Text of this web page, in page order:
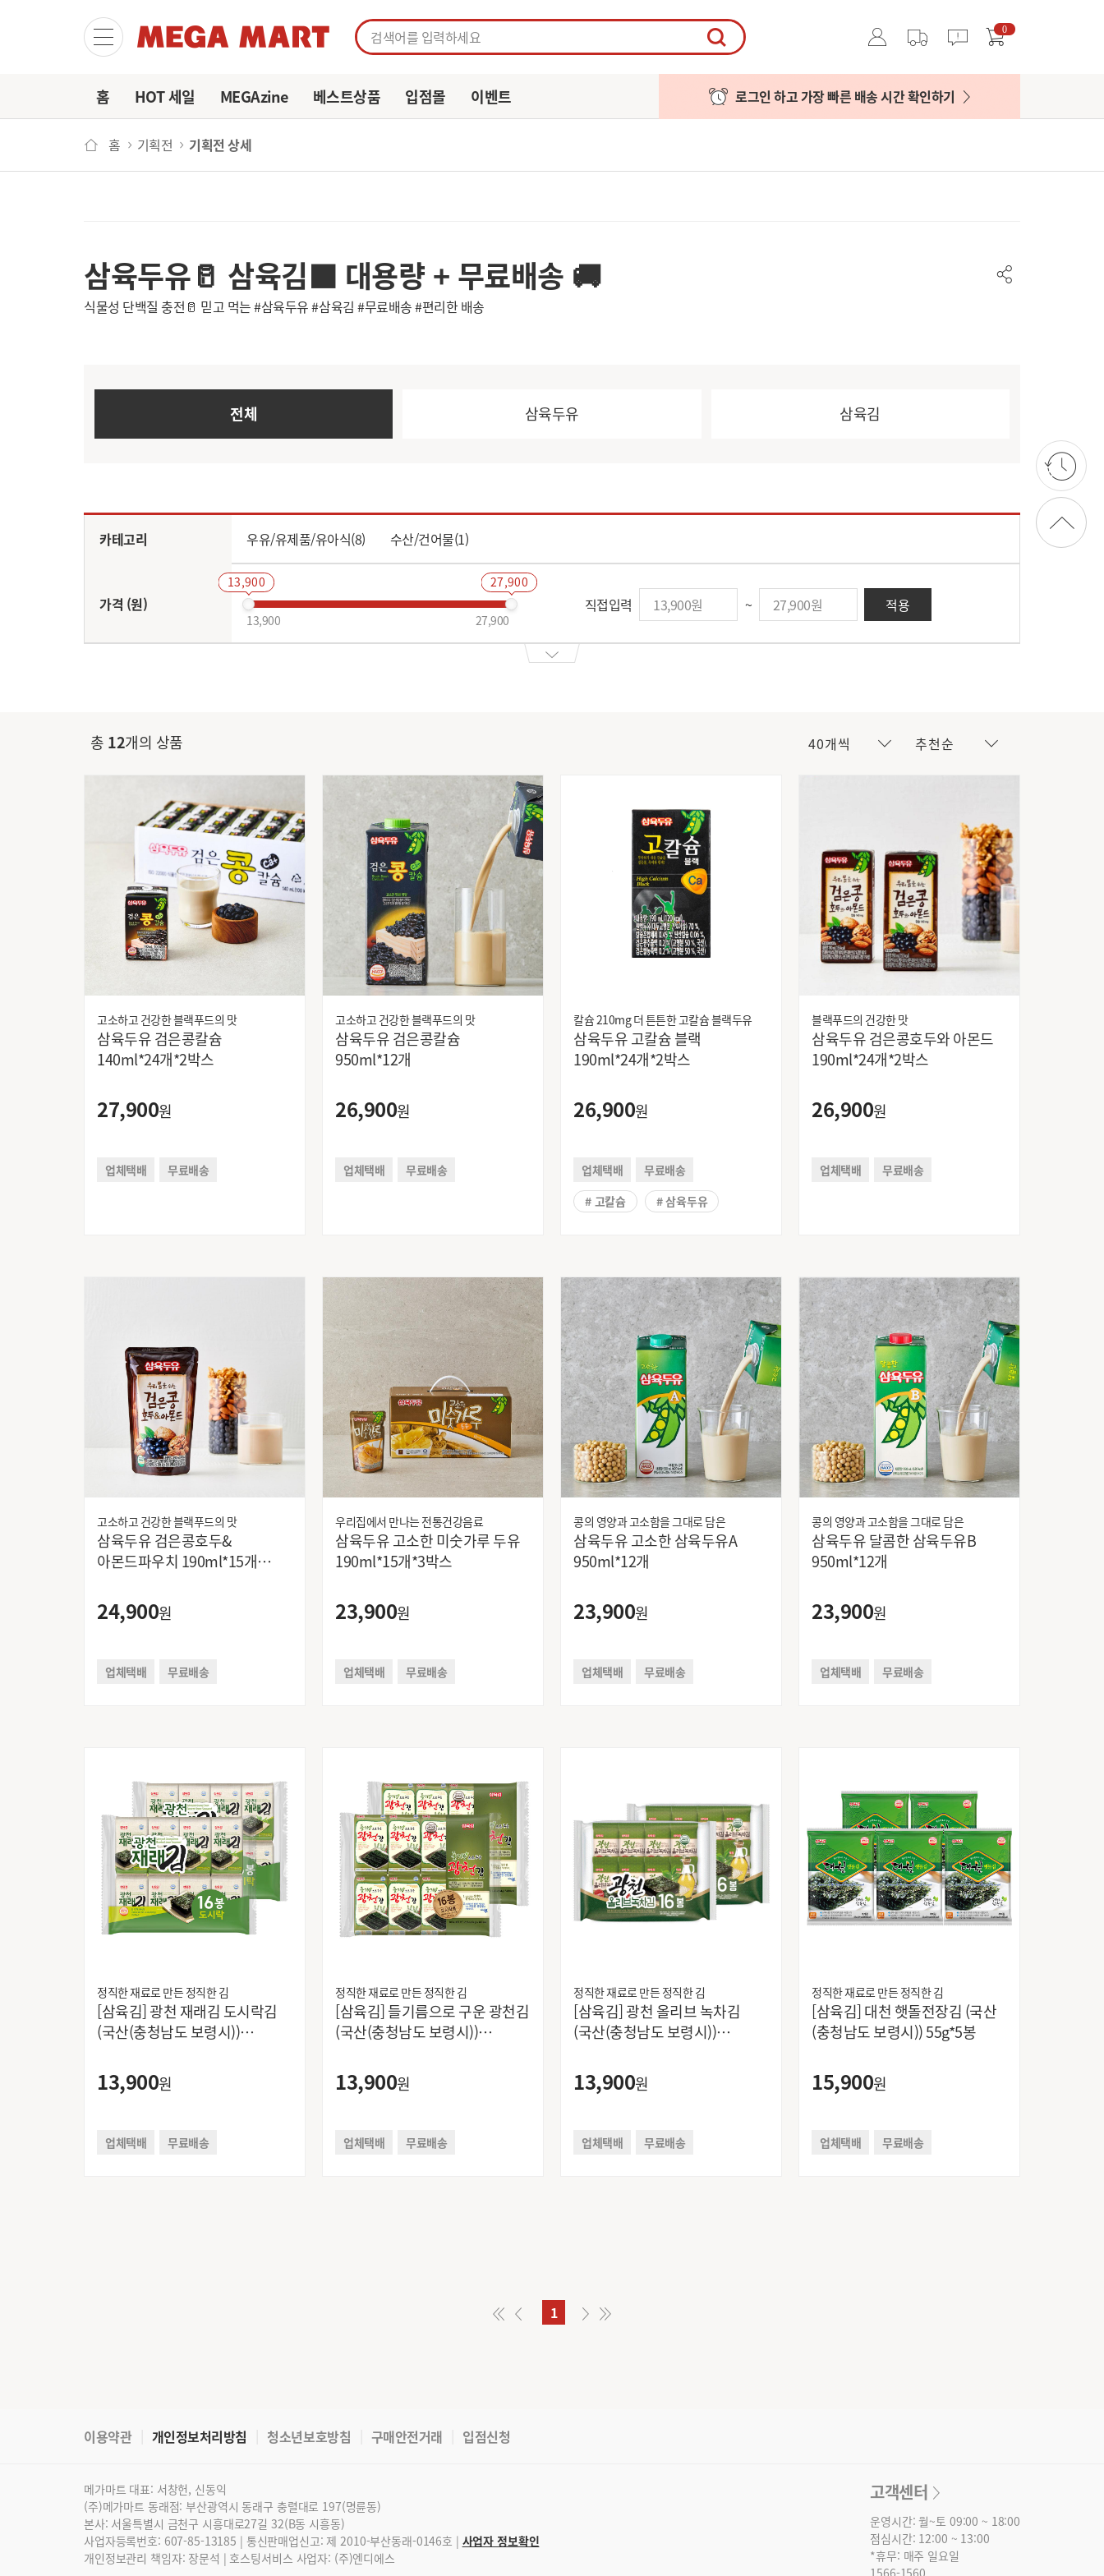
마이페이지주문/배송알림 장바구니 0
홈 HOT 세일 MEGAzine 베스트상품 입점몰 이벤트 로그인 하고 가장 빠른 배송 시간 확인하기
홈 기획전 기획전 상세
삼육두유🥛 삼육김⬛ 대용량 + 무료배송 🚚
식물성 단백질 충전🥛 믿고 먹는 #삼육두유 #삼육김 #무료배송 #편리한 배송
전체 삼육두유 삼육김
카테고리 우유/유제품/유아식(8) 수산/건어물(1)
가격 (원)
13,900 27,900
13,900 27,900
직접입력 ~ 적용
국산(충청남도 보령시)
브랜드 원산지 별도
총 12개의 상품 40개씩 추천순
고소하고 건강한 블랙푸드의 맛
삼육두유 검은콩칼슘
140ml*24개*2박스
27,900원
업체택배 무료배송
고소하고 건강한 블랙푸드의 맛
삼육두유 검은콩칼슘
950ml*12개
26,900원
업체택배 무료배송
칼슘 210mg 더 튼튼한 고칼슘 블랙두유
삼육두유 고칼슘 블랙
190ml*24개*2박스
26,900원
업체택배
무료배송
# 고칼슘
# 삼육두유
블랙푸드의 건강한 맛
삼육두유 검은콩호두와 아몬드
190ml*24개*2박스
26,900원
업체택배 무료배송
고소하고 건강한 블랙푸드의 맛
삼육두유 검은콩호두&
아몬드파우치 190ml*15개
24,900원
업체택배 무료배송
우리집에서 만나는 전통건강음료
삼육두유 고소한 미숫가루 두유
190ml*15개*3박스
23,900원
업체택배 무료배송
콩의 영양과 고소함을 그대로 담은
삼육두유 고소한 삼육두유A
950ml*12개
23,900원
업체택배 무료배송
콩의 영양과 고소함을 그대로 담은
삼육두유 달콤한 삼육두유B
950ml*12개
23,900원
업체택배 무료배송
정직한 재료로 만든 정직한 김
[삼육김] 광천 재래김 도시락김
(국산(충청남도 보령시))
13,900원
업체택배 무료배송
정직한 재료로 만든 정직한 김
[삼육김] 들기름으로 구운 광천김
(국산(충청남도 보령시))
13,900원
업체택배 무료배송
정직한 재료로 만든 정직한 김
[삼육김] 광천 올리브 녹차김
(국산(충청남도 보령시))
13,900원
업체택배 무료배송
정직한 재료로 만든 정직한 김
[삼육김] 대천 햇돌전장김 (국산
(충청남도 보령시)) 55g*5봉
15,900원
업체택배 무료배송
1
이용약관 개인정보처리방침 청소년보호방침 구매안전거래 입점신청
메가마트 대표: 서창헌, 신동익
(주)메가마트 동래점: 부산광역시 동래구 충렬대로 197(명륜동)
본사: 서울특별시 금천구 시흥대로27길 32(B동 시흥동)
사업자등록번호: 607-85-13185 | 통신판매업신고: 제 2010-부산동래-0146호 | 사업자 정보확인
개인정보관리 책임자: 장문석 | 호스팅서비스 사업자: (주)엔디에스
고객센터
운영시간: 월~토 09:00 ~ 18:00
점심시간: 12:00 ~ 13:00
*휴무: 매주 일요일
1566-1560